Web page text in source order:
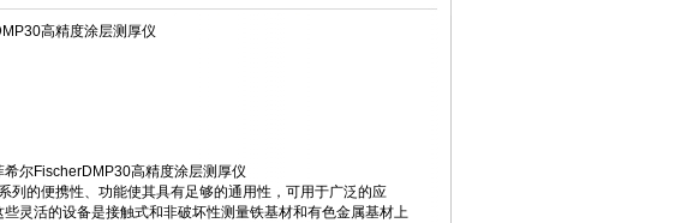
高精度涂层测厚仪
希尔FischerDMP30高精度涂层测厚仪
列的便携性、功能使其具有足够的通用性，可用于广泛的应
些灵活的设备是接触式和非破坏性测量铁基材和有色金属基材上